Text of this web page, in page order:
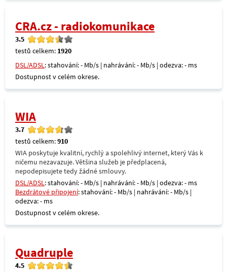
CRA.cz - radiokomunikace
3.5
testů celkem: 1920
DSL/ADSL: stahování: - Mb/s | nahrávání: - Mb/s | odezva: - ms
Dostupnost v celém okrese.
WIA
3.7
testů celkem:910
WIA poskytuje kvalitní, rychlý a spolehlivý internet, který Vás k
ničemu nezavazuje. Většina služeb je předplacená,
nepodepisujete tedy žádné smlouvy.
DSL/ADSL: stahování: - Mb/s | nahrávání: - Mb/s | odezva: - ms
Bezdrátové připojení: stahování: - Mb/s | nahrávání: - Mb/s |
odezva: - ms
Dostupnost v celém okrese.
Quadruple
4.5